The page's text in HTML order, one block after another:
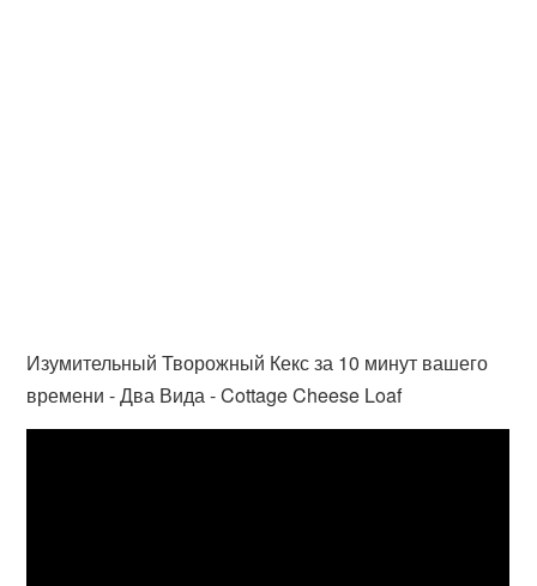
Изумительный Творожный Кекс за 10 минут вашего
времени - Два Вида - Cottage Cheese Loaf